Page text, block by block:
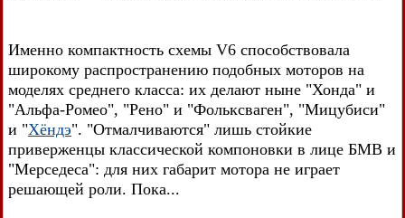
Именно компактность схемы V6 способствовала
широкому распространению подобных моторов на
моделях среднего класса: их делают ныне "Хонда" и
"Альфа-Ромео", "Рено" и "Фольксваген", "Мицубиси"
и "Хёндэ". "Отмалчиваются" лишь стойкие
приверженцы классической компоновки в лице БМВ и
"Мерседеса": для них габарит мотора не играет
решающей роли. Пока...